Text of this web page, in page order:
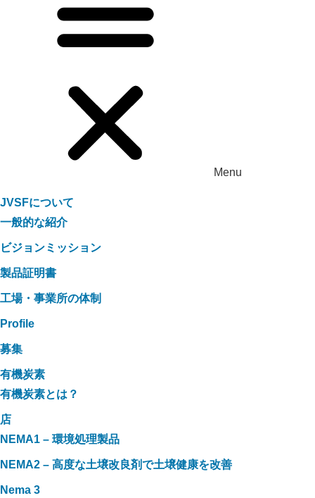
Menu
JVSFについて
一般的な紹介
ビジョンミッション
製品証明書
工場・事業所の体制
Profile
募集
有機炭素
有機炭素とは？
店
NEMA1 – 環境処理製品
NEMA2 – 高度な土壌改良剤で土壌健康を改善
Nema 3